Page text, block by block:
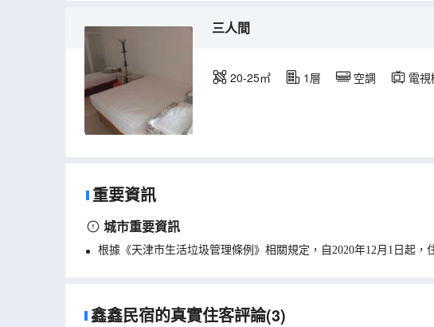
三人間
20-25㎡ 1層 空調 電視
重要資訊
城市重要資訊
根據《天津市生活垃圾管理條例》相關規定，自2020年12月1日起
鑫鑫民宿的真實住客評論(3)